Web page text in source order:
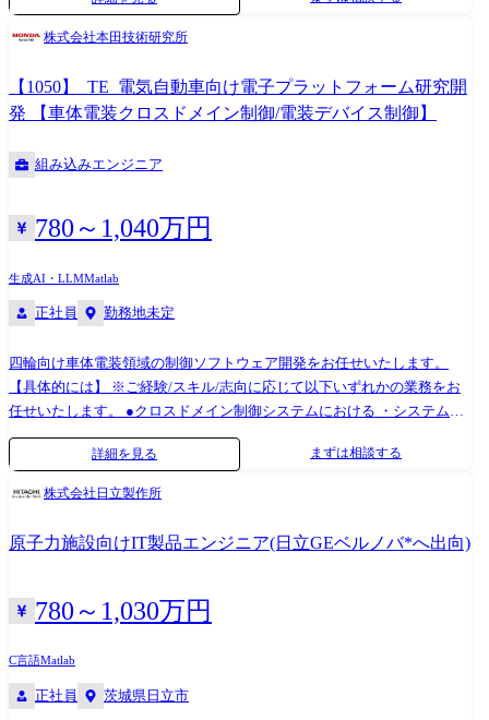
ロジェクトの成功に貢献していただける方を求めています。 主要なお客
工程】要件定義～システムテスト 【規模】100名(機能チームは10名前後)
【期間】1年 【開発言語】C、MATLAB Simulink 【開発手法】ウォータ
ーフォール型 【作業場所】弊社オフィス内 ＜車載コックピット フロン
トエンド開発＞ 【担当工程】要件定義～システムテスト 【規模】5名～
10名 【期間】9ヶ月 【開発言語】Java、Flutter 【開発手法】アジャイル
ケーション開発＞ 【担当工程】要件定義～保守運用 【規模】10名～20名
【期間】6ヶ月 【開発言語】C#、C++ 【開発手法】ウォーターフォール
言語】C++ 【開発手法】ウォーターフォール開発 【作業場所】弊社オフ
つなぐ、ビジネスのための名刺アプリ ・Bill One:請求書受領、経費精
算、債権管理といった、さまざまな業務領域の課題を解決する、経理AX
サービス ・Contract One:契約書をはじめとする取引書類をデータ化し、
ぎ、企業の利益を守る、取引管理サービス ・データ基盤/統合領域:企業
盤サービス いずれの領域も事業成長にあわせて組織規模が急拡大してお
り、新機能開発、スケールに耐えるアーキテクチャ設計、技術的負債の
ーズにあります。 具体的な業務 テックリード/アーキテクトとしてプロ
ダクト価値を最速かつ高品質で届けるための技術戦略・アーキテクチャ
決まで、プロダクトの成長と組織の技術力向上に幅広く関わるポジショ
ンです。 ・プロダクトの新機能開発・既存機能の改善および運用 ・重要
プロジェクトにおける技術リード/アーキテクチャー設計 ・開発効率・ス
ケーラビリティを高めるための基盤改善・技術刷新の推進 ・技術的負債
の可視化と解消、将来を見据えたアーキテクチャー最適化 ・各チームへ
ンス改善、マイクロサービス化、機械学習/LLM 活用基盤の整備などの
推進 ・中長期視点での技術戦略立案および重要な技術意思決定 ・エンジ
の範囲 会社の定める業務 主な技術スタック ●開発言語・フレームワー
ク・ライブラリ 【フロントエンド】 -
TypeScript/React/Vite/Storybook/HTML/CSS 【サーバーサイド】 -
Rails)/C# ●データベース・検索基盤 -PostgreSQL/Cloud SQL -Aurora
株式会社本田技術研究所
【1050】_TE_電気自動車向け電子プラットフォーム研究開
発 【車体電装クロスドメイン制御/電装デバイス制御】
組み込みエンジニア
780～1,040万円
生成AI・LLMMatlab
正社員 勤務地未定
四輪向け車体電装領域の制御ソフトウェア開発をお任せいたします。
【具体的には】 ※ご経験/スキル/志向に応じて以下いずれかの業務をお
任せいたします。 ●クロスドメイン制御システムにおける ・システムコ
ンセプト設計・アーキテクチャ策定及びその具現化と実車検証 ・お取引
先様と連携した制御ソフトウェアの設計 ・次世代の研究や技術探索 ※ク
ロスドメイン制御とは・・・(例)内外装システムと安全システムのソフト
ン部門、お取引先との密な協調による連携業務を行います。 ●各電装部
品の制御システムにおける ・システム要求に基づいた制御コンセプトの
設計、及び検証・テスト業務 ・制御アルゴリズム/制御機能の設計および
検証 ※専門性や適性、会社ニーズなどを踏まえ、会社が定める業務への
配置転換を命じる場合があります。 【コンポーネント例】 サンルーフ/
ースライドドア/オートライトセンサー等 【開発ツール】 Matlab、
詳細を見る まずは相談する
株式会社日立製作所
原子力施設向けIT製品エンジニア(日立GEベルノバ*へ出向)
780～1,030万円
C言語Matlab
正社員 茨城県日立市